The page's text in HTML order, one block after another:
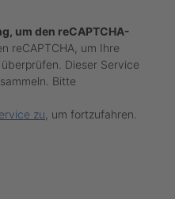
um den reCAPTCHA-
reCAPTCHA, um Ihre
Dieser Service
Bitte
zu , um fortzufahren.